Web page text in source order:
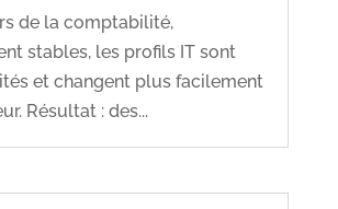
de la comptabilité,
stables, les profils IT sont
et changent plus facilement
Résultat : des...